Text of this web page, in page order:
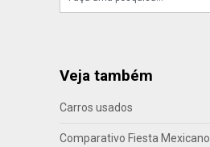
Veja também
Carros usados
Comparativo Fiesta Mexicano